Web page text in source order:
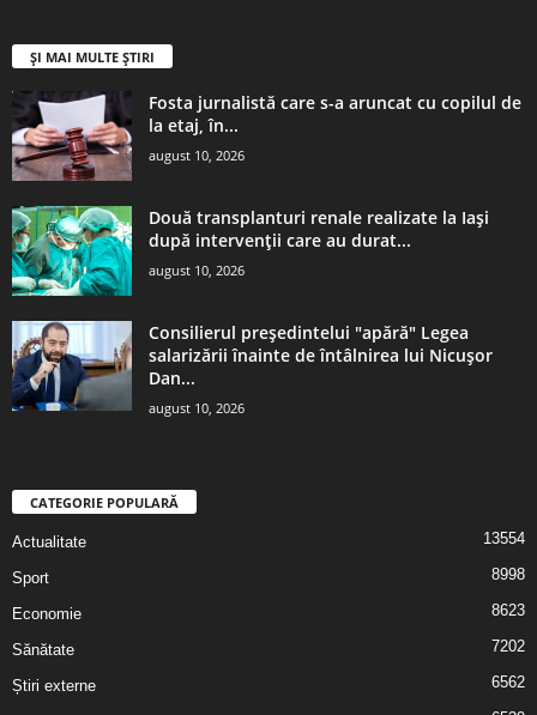
ȘI MAI MULTE ȘTIRI
Fosta jurnalistă care s-a aruncat cu copilul de
la etaj, în...
august 10, 2026
Două transplanturi renale realizate la Iași
după intervenții care au durat...
august 10, 2026
Consilierul președintelui "apără" Legea
salarizării înainte de întâlnirea lui Nicuşor
Dan...
august 10, 2026
CATEGORIE POPULARĂ
Actualitate 13554
Sport 8998
Economie 8623
Sănătate 7202
Știri externe 6562